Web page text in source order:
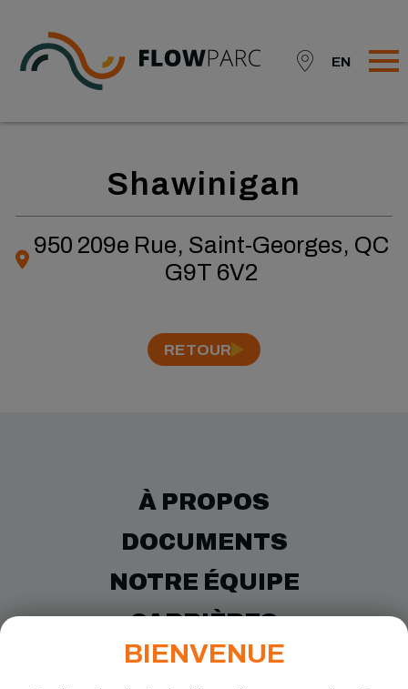
EN
Shawinigan
950 209e Rue, Saint-Georges, QC
G9T 6V2
RETOUR
À PROPOS
DOCUMENTS
NOTRE ÉQUIPE
CARRIÈRES
RÉALISATIONS
BIENVENUE